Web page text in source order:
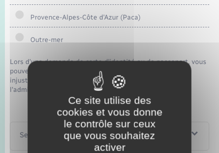
Provence-Alpes-Côte d'Azur (Paca)
Outre-mer
Lors d'une demande de carte d'identité ou de passeport, vous
pouvez rencontrer des difficultés que vous estimez
injustifiées. Vos moyens de recours dépendent de
l'administration qui a rejeté votre dossier.
Services en ligne et formulaires
Ce site utilise des
cookies et vous donne
le contrôle sur ceux
que vous souhaitez
activer